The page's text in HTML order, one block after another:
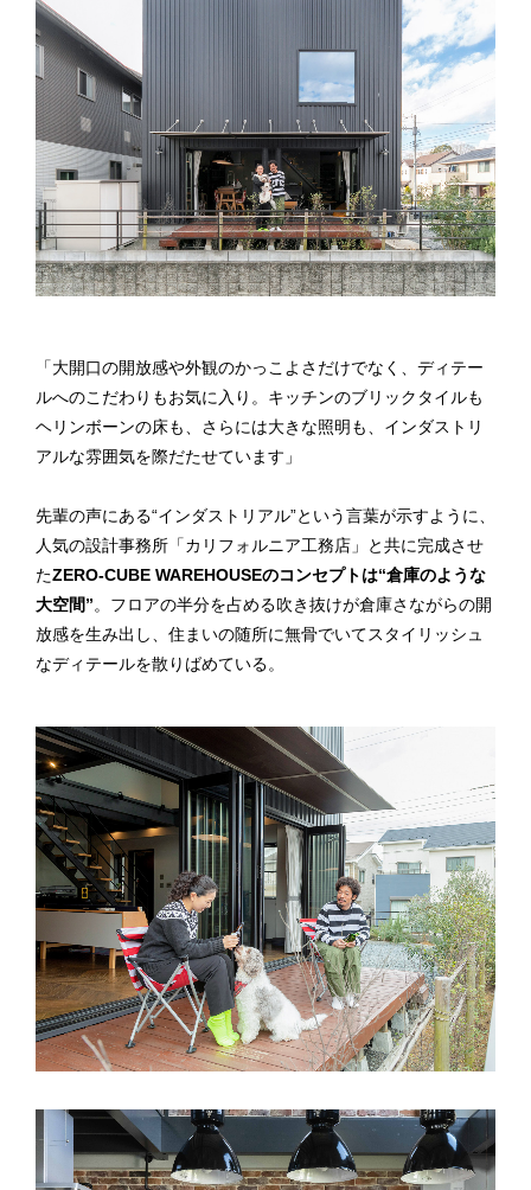
「大開口の開放感や外観のかっこよさだけでなく、ディテー
ルへのこだわりもお気に入り。キッチンのブリックタイルも
ヘリンボーンの床も、さらには大きな照明も、インダストリ
アルな雰囲気を際だたせています」
先輩の声にある“インダストリアル”という言葉が示すように、
人気の設計事務所「カリフォルニア工務店」と共に完成させ
たZERO-CUBE WAREHOUSEのコンセプトは“倉庫のような
大空間”。フロアの半分を占める吹き抜けが倉庫さながらの開
放感を生み出し、住まいの随所に無骨でいてスタイリッシュ
なディテールを散りばめている。